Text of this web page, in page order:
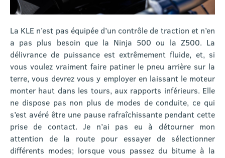
La KLE n’est pas équipée d’un contrôle de traction et n’en
a pas plus besoin que la Ninja 500 ou la Z500. La
délivrance de puissance est extrêmement fluide, et, si
vous voulez vraiment faire patiner le pneu arrière sur la
terre, vous devrez vous y employer en laissant le moteur
monter haut dans les tours, aux rapports inférieurs. Elle
ne dispose pas non plus de modes de conduite, ce qui
s’est avéré être une pause rafraîchissante pendant cette
prise de contact. Je n’ai pas eu à détourner mon
attention de la route pour essayer de sélectionner
différents modes; lorsque vous passez du bitume à la